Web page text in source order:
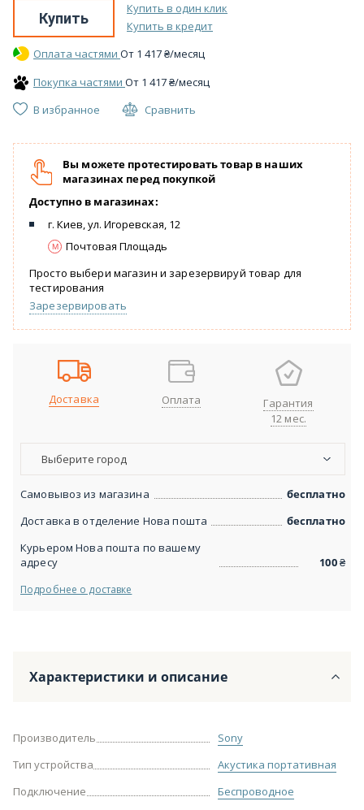
Купить
Купить в один клик
Купить в кредит
Оплата частями От 1 417₴/месяц
Покупка частями От 1 417₴/месяц
В избранное
Сравнить
Вы можете протестировать товар в наших
магазинах перед покупкой
Доступно в магазинах:
г. Киев, ул. Игоревская, 12
Почтовая Площадь
Просто выбери магазин и зарезервируй товар для
тестирования
Зарезервировать
Доставка Оплата
Гарантия
12 мес.
Выберите город
Самовывоз из магазина
бесплатно
Доставка в отделение Нова пошта
бесплатно
Курьером Нова пошта по вашему
адресу
100₴
Подробнее о доставке
Характеристики и описание
Производитель
Sony
Тип устройства
Акустика портативная
Подключение
Беспроводное